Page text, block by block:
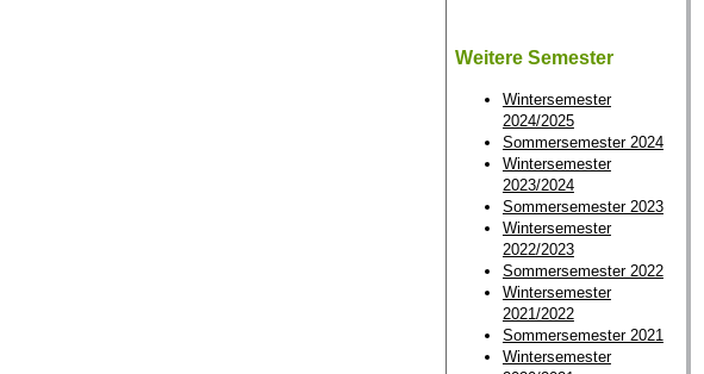
Weitere Semester
Wintersemester
2024/2025
Sommersemester 2024
Wintersemester
2023/2024
Sommersemester 2023
Wintersemester
2022/2023
Sommersemester 2022
Wintersemester
2021/2022
Sommersemester 2021
Wintersemester